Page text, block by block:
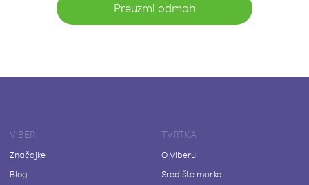
Preuzmi odmah
VIBER
Značajke
Blog
TVRTKA
O Viberu
Središte marke